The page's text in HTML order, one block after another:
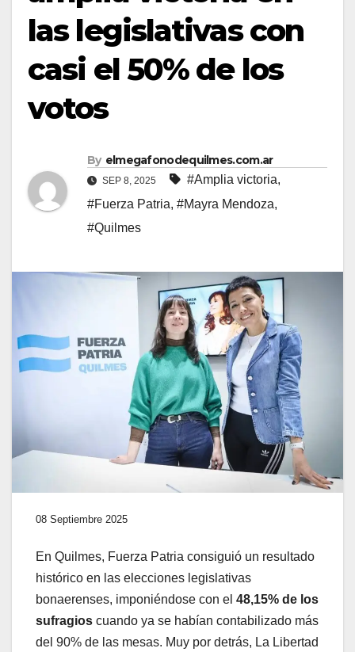
las legislativas con
casi el 50% de los
votos
By elmegafonodequilmes.com.ar
SEP 8, 2025 #Amplia victoria,
#Fuerza Patria, #Mayra Mendoza,
#Quilmes
08 Septiembre 2025
En Quilmes, Fuerza Patria consiguió un resultado
histórico en las elecciones legislativas
bonaerenses, imponiéndose con el 48,15% de los
sufragios cuando ya se habían contabilizado más
del 90% de las mesas. Muy por detrás, La Libertad